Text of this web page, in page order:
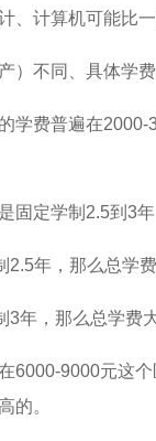
、计算机可能比
）不同、具体学
学费普遍在
固定学制2.5到3
年，那么总学
年，那么总学费
6000-9000元这
的。